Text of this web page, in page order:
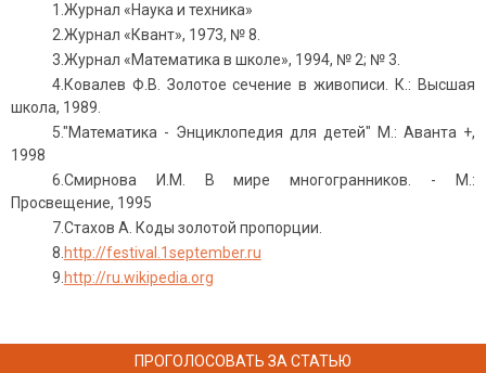
1.Журнал «Наука и техника»
2.Журнал «Квант», 1973, № 8.
3.Журнал «Математика в школе», 1994, № 2; № 3.
4.Ковалев Ф.В. Золотое сечение в живописи. К.: Высшая
школа, 1989.
5."Математика - Энциклопедия для детей" М.: Аванта +,
1998
6.Смирнова И.М. В мире многогранников. - М.:
Просвещение, 1995
7.Стахов А. Коды золотой пропорции.
8.http://festival.1september.ru
9.http://ru.wikipedia.org
ПРОГОЛОСОВАТЬ ЗА СТАТЬЮ